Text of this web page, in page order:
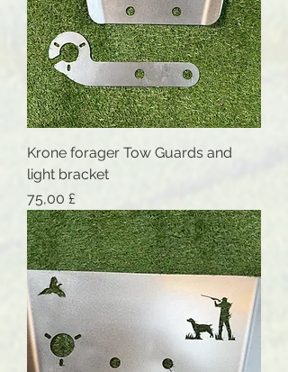
Krone forager Tow Guards and
light bracket
Preis
75,00 £